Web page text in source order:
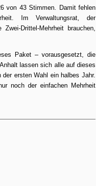
von 43 Stimmen. Damit fehlen
Im Verwaltungsrat, der
Drittel-Mehrheit brauchen,
Paket – vorausgesetzt, die
lassen sich alle auf dieses
der ersten Wahl ein halbes Jahr.
noch der einfachen Mehrheit